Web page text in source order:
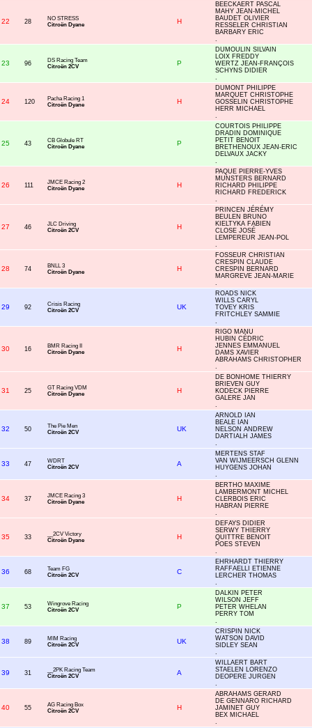
22 28
NO STRESS
Citroën Dyane
H
BEECKAERT PASCAL
MAHY JEAN-MICHEL
BAUDET OLIVIER
RESSELER CHRISTIAN
BARBARY ERIC
.
23 96
DS Racing Team
Citroën 2CV
P
DUMOULIN SILVAIN
LOIX FREDDY
WERTZ JEAN-FRANÇOIS
SCHYNS DIDIER
.
24 120
Pacha Racing 1
Citroën Dyane
H
DUMONT PHILIPPE
MARQUET CHRISTOPHE
GOSSELIN CHRISTOPHE
HERR MICHAEL
.
25 43
CB Globule RT
Citroën Dyane
P
COURTOIS PHILIPPE
DRADIN DOMINIQUE
PETIT BENOIT
BRETHENOUX JEAN-ERIC
DELVAUX JACKY
.
26 111
JMCE Racing 2
Citroën Dyane
H
PAQUE PIERRE-YVES
MUNSTERS BERNARD
RICHARD PHILIPPE
RICHARD FREDERICK
.
27 46
JLC Driving
Citroën 2CV
H
PRINCEN JÉRÉMY
BEULEN BRUNO
KIELTYKA FABIEN
CLOSE JOSÉ
LEMPEREUR JEAN-POL
.
28 74
BNLL 3
Citroën Dyane
H
FOSSEUR CHRISTIAN
CRESPIN CLAUDE
CRESPIN BERNARD
MARGREVE JEAN-MARIE
.
29 92
Crisis Racing
Citroën 2CV
UK
ROADS NICK
WILLS CARYL
TOVEY KRIS
FRITCHLEY SAMMIE
.
30 16
BMR Racing II
Citroën Dyane
H
RIGO MANU
HUBIN CÉDRIC
JENNES EMMANUEL
DAMS XAVIER
ABRAHAMS CHRISTOPHER
.
31 25
GT Racing VDM
Citroën Dyane
H
DE BONHOME THIERRY
BRIEVEN GUY
KODECK PIERRE
GALERE JAN
.
32 50
The Pie Men
Citroën 2CV
UK
ARNOLD IAN
BEALE IAN
NELSON ANDREW
DARTIALH JAMES
.
33 47
WDRT
Citroën 2CV
A
MERTENS STAF
VAN WIJMEERSCH GLENN
HUYGENS JOHAN
.
34 37
JMCE Racing 3
Citroën Dyane
H
BERTHO MAXIME
LAMBERMONT MICHEL
CLERBOIS ERIC
HABRAN PIERRE
.
35 33
__2CV Victory
Citroën Dyane
H
DEFAYS DIDIER
SERWY THIERRY
QUITTRE BENOIT
POES STEVEN
.
36 68
Team FG
Citroën 2CV
C
EHRHARDT THIERRY
RAFFAELLI ETIENNE
LERCHER THOMAS
.
37 53
Wingrove Racing
Citroën 2CV
P
DALKIN PETER
WILSON JEFF
PETER WHELAN
PERRY TOM
.
38 89
MIM Racing
Citroën 2CV
UK
CRISPIN NICK
WATSON DAVID
SIDLEY SEAN
.
39 31
__2PK Racing Team
Citroën 2CV
A
WILLAERT BART
STAELEN LORENZO
DEOPERE JURGEN
.
40 55
AG Racing Box
Citroën 2CV
H
ABRAHAMS GERARD
DE GENNARO RICHARD
JAMINET GUY
BEX MICHAEL
.